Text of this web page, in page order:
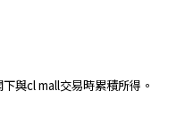
與cl mall交易時累積所得。